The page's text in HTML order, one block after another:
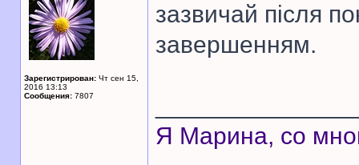
Зарегистрирован: Чт сен 15,
2016 13:13
Сообщения: 7807
зазвичай після
завершенням.
Я Марина, со